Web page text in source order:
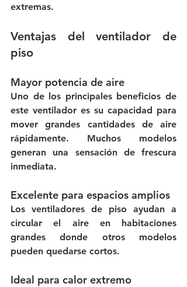
extremas.
Ventajas del ventilador de
piso
Mayor potencia de aire
Uno de los principales beneficios de
este ventilador es su capacidad para
mover grandes cantidades de aire
rápidamente. Muchos modelos
generan una sensación de frescura
inmediata.
Excelente para espacios amplios
Los ventiladores de piso ayudan a
circular el aire en habitaciones
grandes donde otros modelos
pueden quedarse cortos.
Ideal para calor extremo